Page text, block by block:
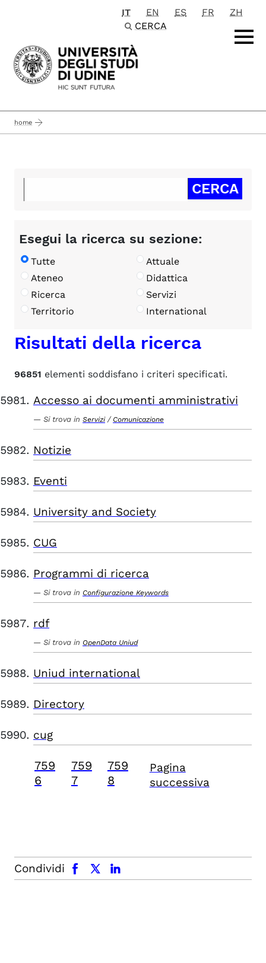
Passa al contenuto principale
IT EN ES FR
ZH
CERCA
home
Esegui la ricerca su sezione:
Tutte
Attuale
Ateneo
Didattica
Ricerca
Servizi
Territorio
International
Risultati della ricerca
96851 elementi soddisfano i criteri specificati.
Accesso ai documenti amministrativi
Si trova in Servizi / Comunicazione
Notizie
Eventi
University and Society
CUG
Programmi di ricerca
Si trova in Configurazione Keywords
rdf
Si trova in OpenData Uniud
Uniud international
Directory
cug
759
6
759
7
759
8
Pagina
successiva
Condividi
facebook x.com linkedin